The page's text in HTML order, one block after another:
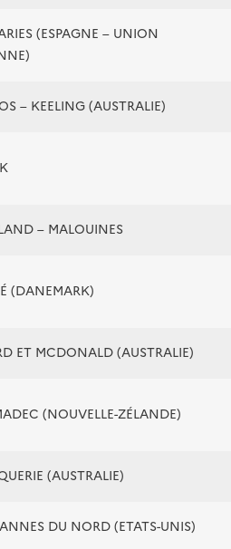
(ESPAGNE – UNION
– KEELING (AUSTRALIE)
– MALOUINES
(DANEMARK)
ET MCDONALD (AUSTRALIE)
(NOUVELLE-ZÉLANDE)
(AUSTRALIE)
DU NORD (ETATS-UNIS)